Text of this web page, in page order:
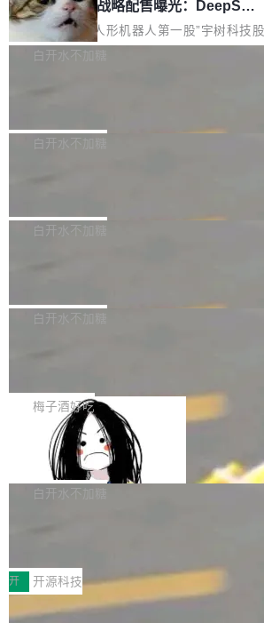
器 Prime Agent 的架构和市面上大多数
agent 有本质区别。大多数 agent harness
计是基于早期模型的能力—...
但它可能是主流开源项目中关于 AI 辅助贡献
细致的一份规则。 政策的核心只有一句话：
可以用来分析、提炼、审阅、建议，但不能
不得生成涉及安全性的关键变更，除非作者本
宇树科技 IPO 战略配售曝光：DeepSe
ek 获配 93.3 万股，锁定 36 个月
8月6日晚间，“人形机器人第一股”宇树科技
有限公司披露IPO发行价格及战略配售结果，
36个月。 公告显示，本次宇树科技战略配售
员工参与设立的专项资产管理计划。其中，
获配9...
白开水不加糖
Bug fixes and enhancements 修复多次传递
一个回归问题，该问题导致拉取镜像时会拒绝
题，该问题可能导致在旧版 Linux 内核...
白开水不加糖
e 孵化器项目管理委员会（IPMC）投票中获得
P）！这一里程碑不仅标志着 Fluss 迈入新的
白开水不加糖
长期停止内容更新，未能实现其作为“AI版维
提交的编辑请求也长期处于待处理状态。
pedia 于去年底上线，定位为由人工智能生成
容的百科平台，被马斯克视为传统众包百科网
维基百科的替代方案。Lawfare 调查发现，
热门页面还是低关注度页面，均未出现近期
白开水不加糖
是这样的：配 MessageSource 的 Bean、写
eloadableResourceBundleMessageSource
声明 LocaleResolver、注册
erceptor…五六步之后才能看到第一行翻译文
本。 Solon 换了个方式。整个 i18n 模块围
梅子酒好吃
Apache Doris 4.1 全面增强 Iceberg：
支持 UPDATE、MERGE INTO 与 Iceb
erg V3
Apache Doris 4.1 要补齐的，正是缺失的那
半。在已有查询能力的基础上，Doris 进一步
常维护操作，并完整支持 Iceberg V3 格式。
白开水不加糖
村国家自主创新示范区会议中心开幕。本届大
由中关村智联软件服务业质量创新联盟主办，
开 开源科技